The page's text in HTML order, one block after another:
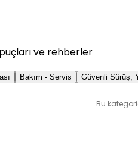
ve rehberler
Bakım - Servis Güvenli Sürüş,
Bu